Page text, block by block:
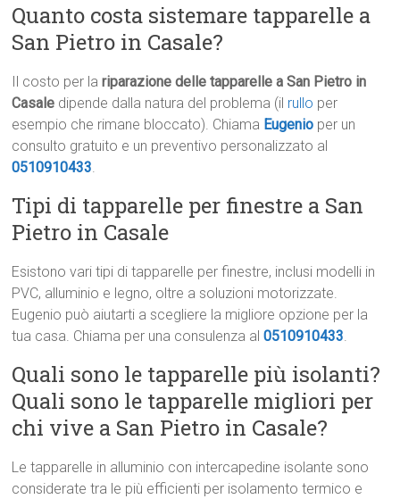
Quanto costa sistemare tapparelle a
San Pietro in Casale?
Il costo per lariparazione delle tapparelle a San Pietro in
Casale dipende dalla natura del problema (il rullo per
esempio che rimane bloccato). Chiama Eugenio per un
consulto gratuito e un preventivo personalizzato al
0510910433.
Tipi di tapparelle per finestre a San
Pietro in Casale
Esistono vari tipi di tapparelle per finestre, inclusi modelli in
PVC, alluminio e legno, oltre a soluzioni motorizzate.
Eugenio può aiutarti a scegliere la migliore opzione per la
tua casa. Chiama per una consulenza al0510910433.
Quali sono le tapparelle più isolanti?
Quali sono le tapparelle migliori per
chi vive a San Pietro in Casale?
Le tapparelle in alluminio con intercapedine isolante sono
considerate tra le più efficienti per isolamento termico e